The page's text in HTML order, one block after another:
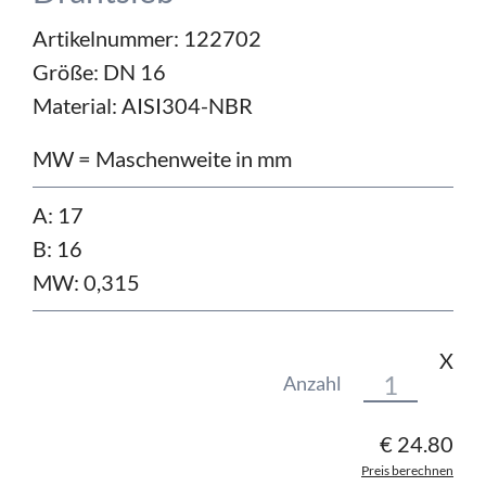
Artikelnummer: 122702
Größe: DN 16
Material: AISI304-NBR
MW = Maschenweite in mm
A: 17
B: 16
MW: 0,315
Anzahl
X
€ 24.80
Preis berechnen